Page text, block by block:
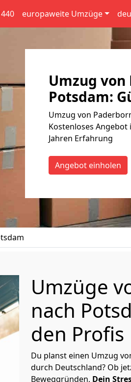
europaweite Umzüge
Umzug
Potsdam:
Umzug von
Kostenloses
Jahren Erfahrung
Angebot einholen
Umzüge
nach
den Profis
Du planst einen Umzug
durch Deutschland? Ob
Beweggründen, Dein